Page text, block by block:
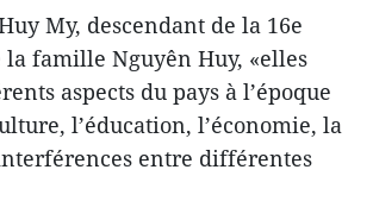
My, descendant de la 16e
famille Nguyên Huy​, «elles
aspects du pays à l’époque
l’éducation, l’économie, la
entre différentes